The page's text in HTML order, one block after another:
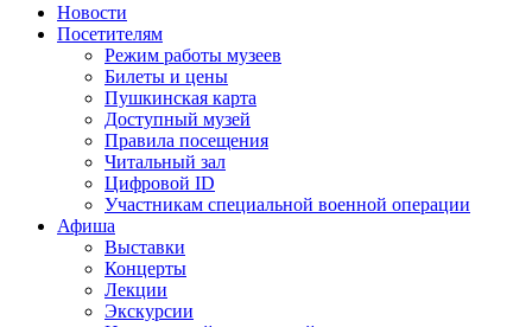
Новости
Посетителям
Режим работы музеев
Билеты и цены
Пушкинская карта
Доступный музей
Правила посещения
Читальный зал
Цифровой ID
Участникам специальной военной операции
Афиша
Выставки
Концерты
Лекции
Экскурсии